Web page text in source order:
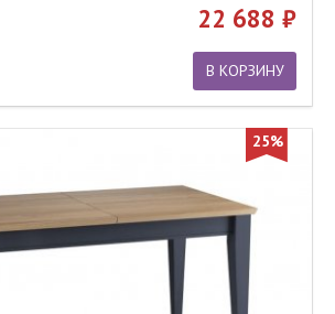
22 688
В КОРЗИНУ
25%